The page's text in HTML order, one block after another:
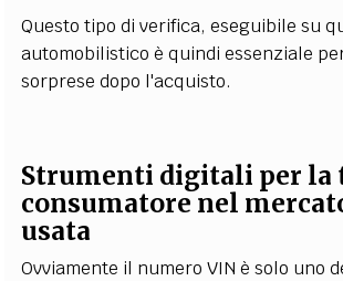
Questo tipo di verifica, eseguibile su
automobilistico è quindi essenziale
sorprese dopo l'acquisto.
Strumenti digitali per la
consumatore nel
usata
Ovviamente il numero VIN è solo uno